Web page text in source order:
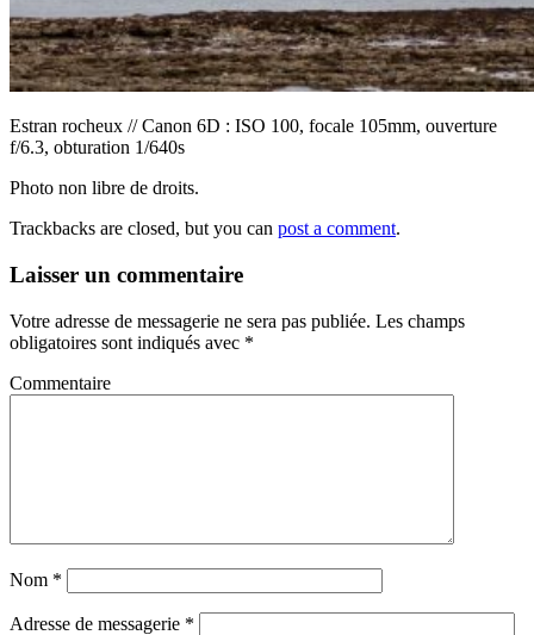
Estran rocheux // Canon 6D : ISO 100, focale 105mm, ouverture
f/6.3, obturation 1/640s
Photo non libre de droits.
Trackbacks are closed, but you can post a comment.
Laisser un commentaire
Votre adresse de messagerie ne sera pas publiée. Les champs
obligatoires sont indiqués avec *
Commentaire
Nom *
Adresse de messagerie *